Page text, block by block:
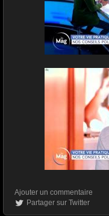
Ajouter un commentaire
Partager sur Twitter